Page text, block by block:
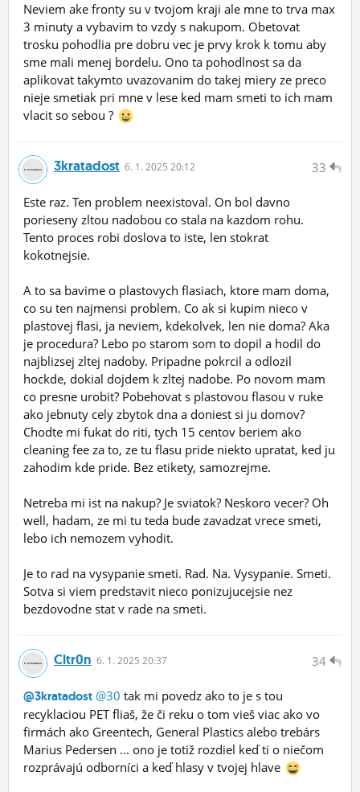
Neviem ake fronty su v tvojom kraji ale mne to trva max
3 minuty a vybavim to vzdy s nakupom. Obetovat
trosku pohodlia pre dobru vec je prvy krok k tomu aby
sme mali menej bordelu. Ono ta pohodlnost sa da
aplikovat takymto uvazovanim do takej miery ze preco
nieje smetiak pri mne v lese ked mam smeti to ich mam
vlacit so sebou ?
33
3kratadost 6. 1. 2025 20:12
Este raz. Ten problem neexistoval. On bol davno
porieseny zltou nadobou co stala na kazdom rohu.
Tento proces robi doslova to iste, len stokrat
kokotnejsie.
A to sa bavime o plastovych flasiach, ktore mam doma,
co su ten najmensi problem. Co ak si kupim nieco v
plastovej flasi, ja neviem, kdekolvek, len nie doma? Aka
je procedura? Lebo po starom som to dopil a hodil do
najblizsej zltej nadoby. Pripadne pokrcil a odlozil
hockde, dokial dojdem k zltej nadobe. Po novom mam
co presne urobit? Pobehovat s plastovou flasou v ruke
ako jebnuty cely zbytok dna a doniest si ju domov?
Chodte mi fukat do riti, tych 15 centov beriem ako
cleaning fee za to, ze tu flasu pride niekto upratat, ked ju
zahodim kde pride. Bez etikety, samozrejme.
Netreba mi ist na nakup? Je sviatok? Neskoro vecer? Oh
well, hadam, ze mi tu teda bude zavadzat vrece smeti,
lebo ich nemozem vyhodit.
Je to rad na vysypanie smeti. Rad. Na. Vysypanie. Smeti.
Sotva si viem predstavit nieco ponizujucejsie nez
bezdovodne stat v rade na smeti.
34
Cltr0n 6. 1. 2025 20:37
@3kratadost @30 tak mi povedz ako to je s tou
recyklaciou PET fliaš, že či reku o tom vieš viac ako vo
firmách ako Greentech, General Plastics alebo trebárs
Marius Pedersen ... ono je totiž rozdiel keď ti o niečom
rozprávajú odborníci a keď hlasy v tvojej hlave